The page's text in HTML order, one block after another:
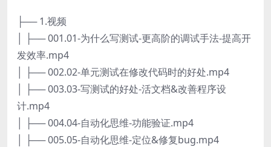
├── 1.视频
│ ├── 001.01-为什么写测试-更高阶的调试手法-提高开
发效率.mp4
│ ├── 002.02-单元测试在修改代码时的好处.mp4
│ ├── 003.03-写测试的好处-活文档&改善程序设
计.mp4
│ ├── 004.04-自动化思维-功能验证.mp4
│ ├── 005.05-自动化思维-定位&修复bug.mp4